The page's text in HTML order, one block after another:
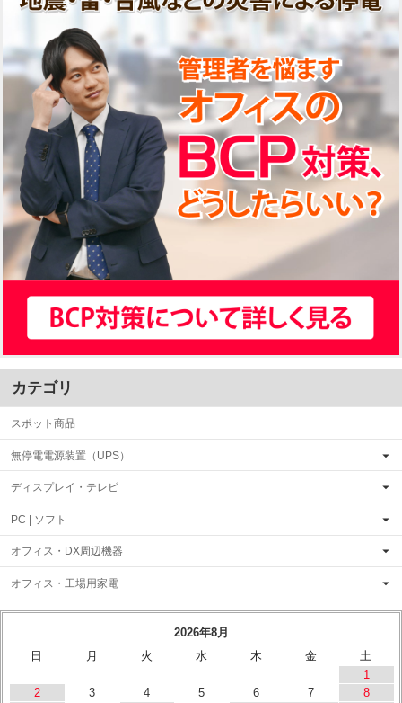
カテゴリ
スポット商品
無停電電源装置（UPS）
ディスプレイ・テレビ
PC | ソフト
オフィス・DX周辺機器
オフィス・工場用家電
2026年8月
日
月 火 水 木 金
土
1
2
3 4 5 6 7
8